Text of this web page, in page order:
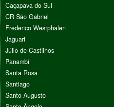
Caçapava do Sul
CR São Gabriel
Frederico Westphalen
Jaguari
Júlio de Castilhos
Panambi
Santa Rosa
Santiago
Santo Augusto